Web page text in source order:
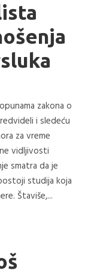
zakona o
i sledeću
za vreme
vidljivosti
smatra da je
studija koja
Štaviše,...